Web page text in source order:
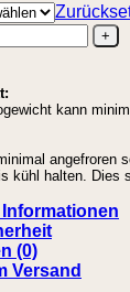
kann
angefroren
kühl halten. Dies
(0)
Versand